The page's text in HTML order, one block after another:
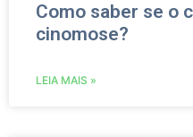
Como saber se o
cinomose?
LEIA MAIS »